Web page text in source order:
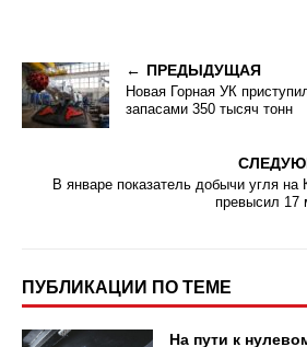
ПРЕДЫДУЩАЯ
Новая Горная УК
запасами 350 тысяч тонн
В январе показатель добычи угля на
превысил 17
ПУБЛИКАЦИИ ПО ТЕМЕ
На пути к